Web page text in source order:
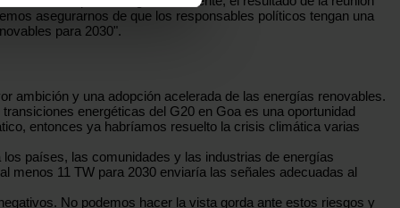
de redes sociales
asegurarnos de que los responsables políticos tengan una
para 2030".
ambición y una adopción acelerada de las energías renovables.
energéticas del G20 en Goa es una oportunidad
entonces ya habríamos resuelto la crisis climática varias
países, las comunidades y las industrias de energías
menos 11 TW para 2030 enviaría las señales adecuadas al
No podemos hacer la vista gorda ante estos riesgos y